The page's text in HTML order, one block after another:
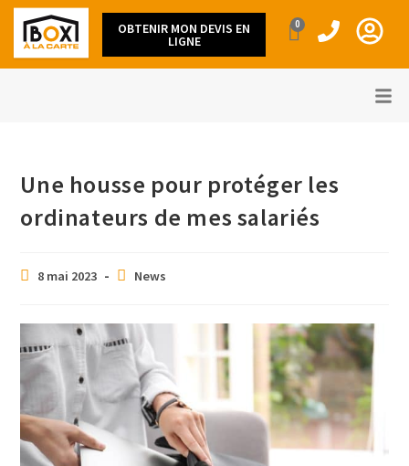
OBTENIR MON DEVIS EN
LIGNE
0
Une housse pour protéger les
ordinateurs de mes salariés
8 mai 2023 News